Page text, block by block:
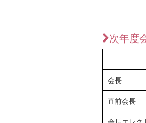
次年度
会長
直前会長